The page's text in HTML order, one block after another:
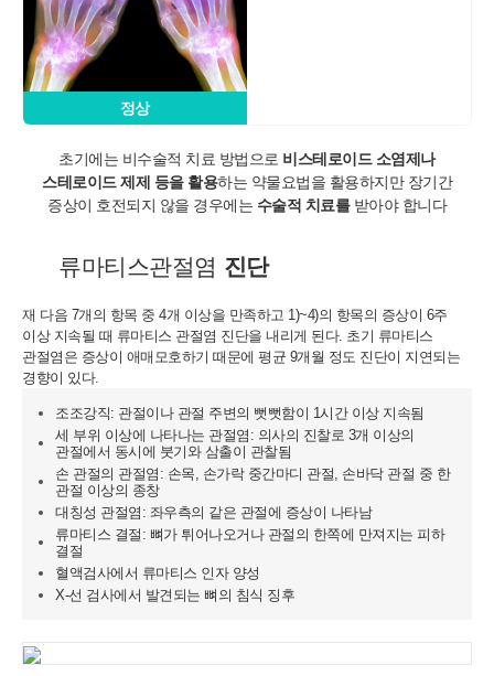
정상
초기에는 비수술적 치료 방법으로 비스테로이드 소염제나
스테로이드 제제 등을 활용하는 약물요법을 활용하지만 장기간
증상이 호전되지 않을 경우에는 수술적 치료를받아야 합니다
류마티스관절염 진단
재 다음 7개의 항목 중 4개 이상을 만족하고 1)~4)의 항목의 증상이 6주
이상 지속될 때 류마티스 관절염 진단을 내리게 된다. 초기 류마티스
관절염은 증상이 애매모호하기 때문에 평균 9개월 정도 진단이 지연되는
경향이 있다.
조조강직: 관절이나 관절 주변의 뻣뻣함이 1시간 이상 지속됨
세 부위 이상에 나타나는 관절염: 의사의 진찰로 3개 이상의
관절에서 동시에 붓기와 삼출이 관찰됨
손 관절의 관절염: 손목, 손가락 중간마디 관절, 손바닥 관절 중 한
관절 이상의 종창
대칭성 관절염: 좌우측의 같은 관절에 증상이 나타남
류마티스 결절: 뼈가 튀어나오거나 관절의 한쪽에 만져지는 피하
결절
혈액검사에서 류마티스 인자 양성
X-선 검사에서 발견되는 뼈의 침식 징후